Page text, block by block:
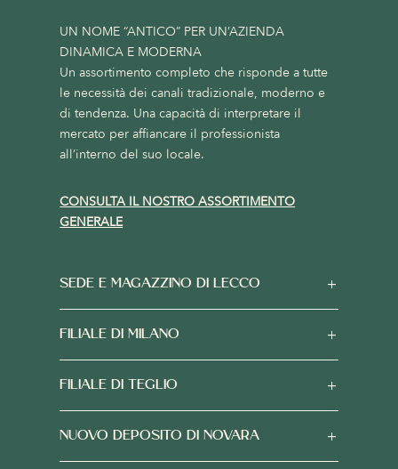
UN NOME “ANTICO” PER UN’AZIENDA
DINAMICA E MODERNA
Un assortimento completo che risponde a tutte
le necessità dei canali tradizionale, moderno e
di tendenza. Una capacità di interpretare il
mercato per affiancare il professionista
all’interno del suo locale.
CONSULTA IL NOSTRO ASSORTIMENTO
GENERALE
SEDE E MAGAZZINO DI LECCO
FILIALE DI MILANO
FILIALE DI TEGLIO
NUOVO DEPOSITO DI NOVARA